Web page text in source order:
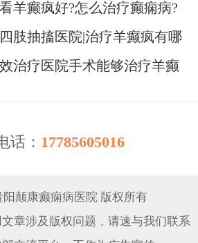
羊癫疯好?怎么治疗癫痫病?
肢抽搐医院|治疗羊癫疯有哪
治疗医院手术能够治疗羊癫
话： 17785605016
阳颠康癫痫病医院 版权所有
章涉及版权问题，请速与我们联系